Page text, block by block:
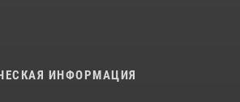
ИНФОРМАЦИЯ